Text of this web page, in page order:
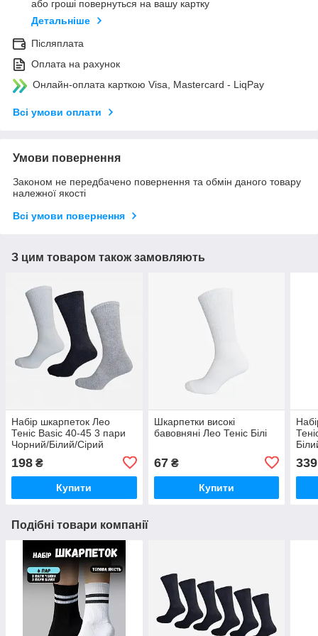
або гроші повернуться на вашу картку
Детальніше
Післяплата
Оплата на рахунок
Онлайн-оплата карткою Visa, Mastercard - LiqPay
Всі умови оплати
Умови повернення
Законом не передбачено повернення та обмін даного товару
належної якості
Всі умови повернення
З цим товаром також замовляють
Набір шкарпеток Лео
Теніс Basic 40-45 3 пари
Чорний/Білий/Сірий
198 ₴
Купити
Шкарпетки високі
бавовняні Лео Теніс Білі
67₴
Купити
339
Подібні товари компанії